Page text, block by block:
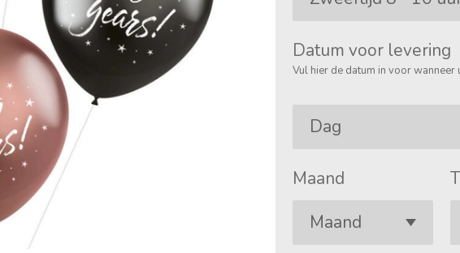
Datum voor levering
Vul hier de datum in voor
Maand